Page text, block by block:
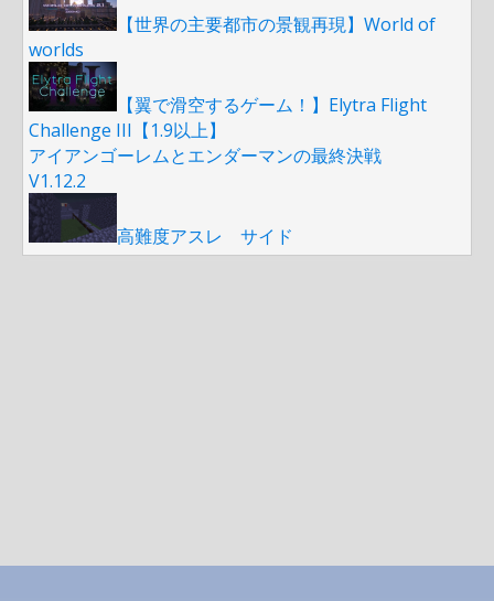
【世界の主要都市の景観再現】World of
worlds
【翼で滑空するゲーム！】Elytra Flight
Challenge III【1.9以上】
アイアンゴーレムとエンダーマンの最終決戦
V1.12.2
高難度アスレ サイド